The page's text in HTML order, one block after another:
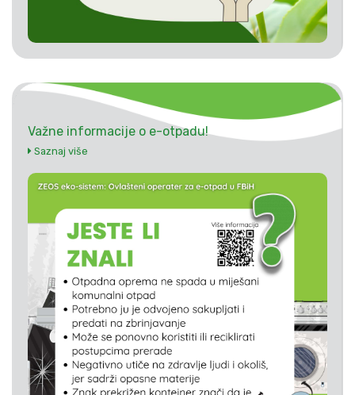
Važne informacije o e-otpadu!
Saznaj više